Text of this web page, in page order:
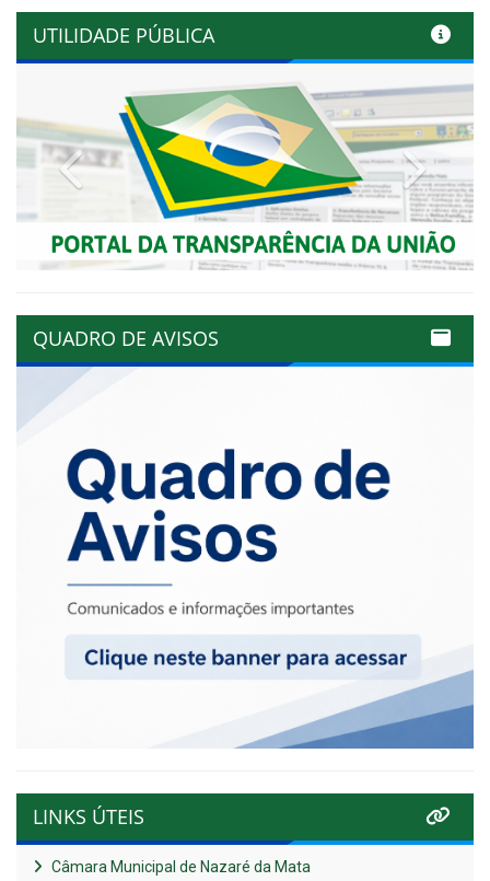
UTILIDADE PÚBLICA
Previous Next
QUADRO DE AVISOS
LINKS ÚTEIS
Câmara Municipal de Nazaré da Mata